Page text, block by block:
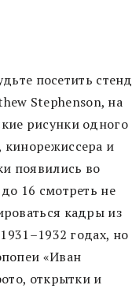
посетить стенд
Stephenson, на
рисунки одного
кинорежиссера и
появились во
16 смотреть не
кадры из
годах, но
«Иван
открытки и